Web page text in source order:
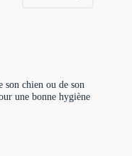
son chien ou de son
une bonne hygiène